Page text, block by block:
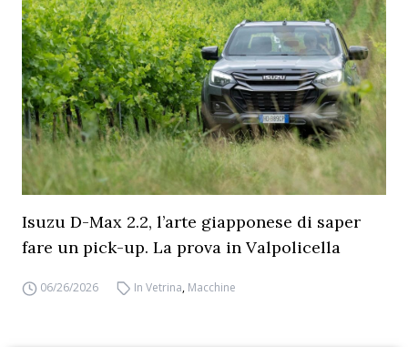
Isuzu D-Max 2.2, l’arte giapponese di saper
fare un pick-up. La prova in Valpolicella
06/26/2026 In Vetrina, Macchine